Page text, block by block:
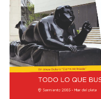
licencia en una
Osaba.
La propuesta establece
provincial o municipal
certificado de libre
tramitar, otorgar,
registro.